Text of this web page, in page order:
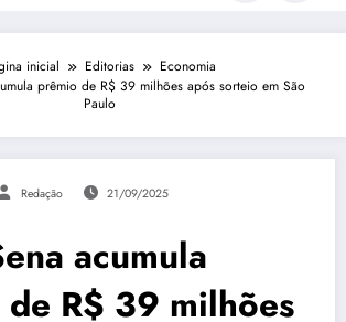
inicial Editorias
Economia
prêmio de R$ 39 milhões após sorteio em São
Paulo
Redação 21/09/2025
acumula
R$ 39 milhões